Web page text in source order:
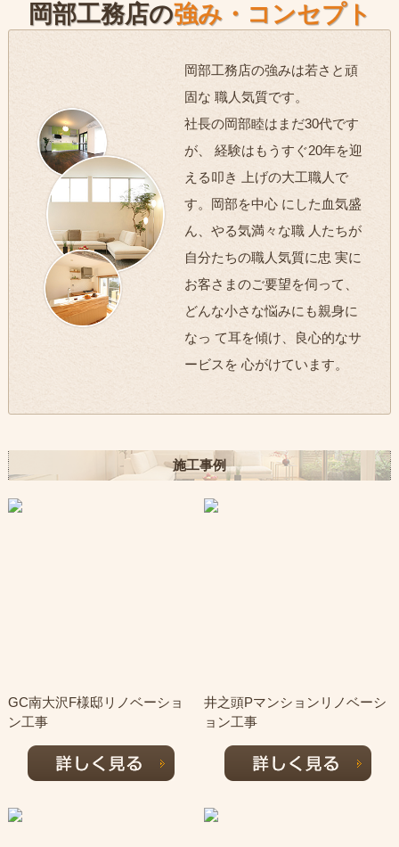
岡部工務店の強み・コンセプト
岡部工務店の強みは若さと頑
固な 職人気質です。
社長の岡部睦はまだ30代です
が、 経験はもうすぐ20年を迎
える叩き 上げの大工職人で
す。岡部を中心 にした血気盛
ん、やる気満々な職 人たちが
自分たちの職人気質に忠 実に
お客さまのご要望を伺って、
どんな小さな悩みにも親身に
なっ て耳を傾け、良心的なサ
ービスを 心がけています。
施工事例
GC南大沢F様邸リノベーショ
ン工事
井之頭Pマンションリノベーシ
ョン工事